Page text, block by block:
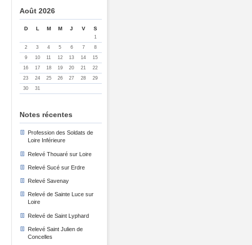
Août 2026
D L M M J V S
1
2
3 4 5 6 7
8
9
10 11 12 13 14
15
16
17 18 19 20 21
22
23
24 25 26 27 28
29
30
31
Notes récentes
Profession des Soldats de
Loire Inférieure
Relevé Thouaré sur Loire
Relevé Sucé sur Erdre
Relevé Savenay
Relevé de Sainte Luce sur
Loire
Relevé de Saint Lyphard
Relevé Saint Julien de
Concelles